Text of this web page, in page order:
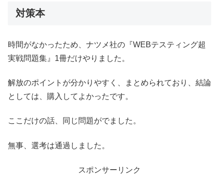
対策本
時間がなかったため、ナツメ社の『WEBテスティング超
実戦問題集』1冊だけやりました。
解放のポイントが分かりやすく、まとめられており、結論
としては、購入してよかったです。
ここだけの話、同じ問題がでました。
無事、選考は通過しました。
スポンサーリンク